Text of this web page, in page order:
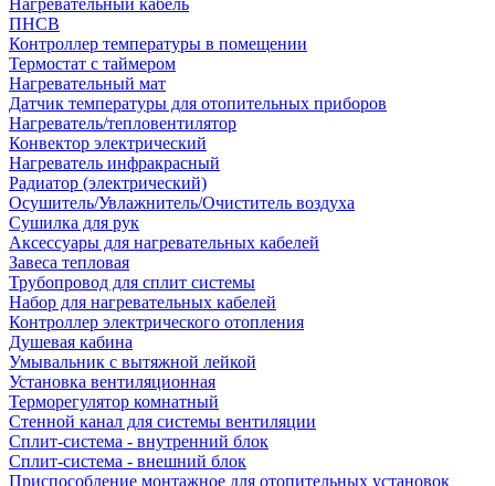
Нагревательный кабель
ПНСВ
Контроллер температуры в помещении
Термостат с таймером
Нагревательный мат
Датчик температуры для отопительных приборов
Нагреватель/тепловентилятор
Конвектор электрический
Нагреватель инфракрасный
Радиатор (электрический)
Осушитель/Увлажнитель/Очиститель воздуха
Сушилка для рук
Аксессуары для нагревательных кабелей
Завеса тепловая
Трубопровод для сплит системы
Набор для нагревательных кабелей
Контроллер электрического отопления
Душевая кабина
Умывальник с вытяжной лейкой
Установка вентиляционная
Терморегулятор комнатный
Стенной канал для системы вентиляции
Сплит-система - внутренний блок
Сплит-система - внешний блок
Приспособление монтажное для отопительных установок